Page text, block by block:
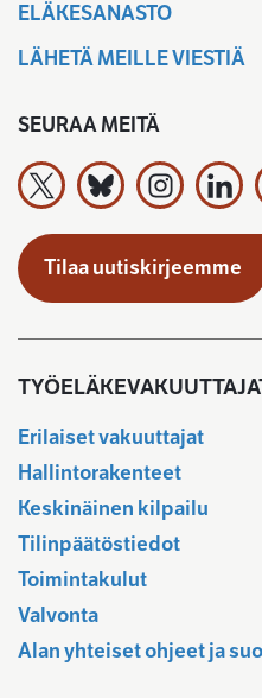
ELÄKESANASTO
LÄHETÄ MEILLE VIESTIÄ
SEURAA MEITÄ
Työeläkevakuuttajat TELA
Tilaa uutiskirjeemme
Erilaiset vakuuttajat
Hallintorakenteet
Keskinäinen kilpailu
Tilinpäätöstiedot
Toimintakulut
Valvonta
Alan yhteiset ohjeet ja